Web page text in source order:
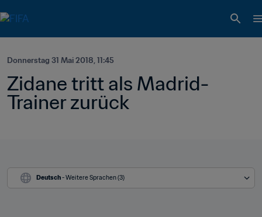
Donnerstag 31 Mai 2018, 11:45
Zidane tritt als Madrid-
Trainer zurück
Deutsch - Weitere Sprachen (3)